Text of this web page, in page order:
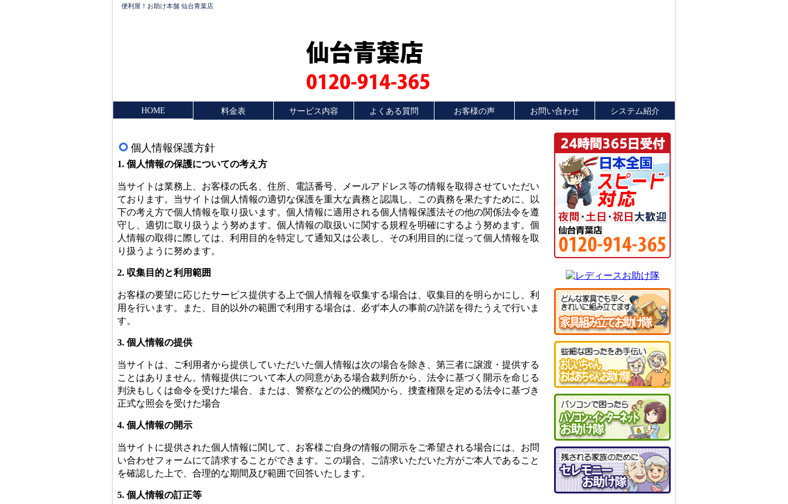
便利屋！お助け本舗 仙台青葉店
仙台青葉店
0120-914-365
HOME 料金表 サービス内容 よくある質問 お客様の声 お問い合わせ システム紹介
個人情報保護方針
1. 個人情報の保護についての考え方
当サイトは業務上、お客様の氏名、住所、電話番号、メールアドレス等の情報を取得させていただい
ております。当サイトは個人情報の適切な保護を重大な責務と認識し、この責務を果たすために、以
下の考え方で個人情報を取り扱います。個人情報に適用される個人情報保護法その他の関係法令を遵
守し、適切に取り扱うよう努めます。個人情報の取扱いに関する規程を明確にするよう努めます。個
人情報の取得に際しては、利用目的を特定して通知又は公表し、その利用目的に従って個人情報を取
り扱うように努めます。
2. 収集目的と利用範囲
お客様の要望に応じたサービス提供する上で個人情報を収集する場合は、収集目的を明らかにし、利
用を行います。また、目的以外の範囲で利用する場合は、必ず本人の事前の許諾を得たうえで行いま
す。
3. 個人情報の提供
当サイトは、ご利用者から提供していただいた個人情報は次の場合を除き、第三者に譲渡・提供する
ことはありません。情報提供について本人の同意がある場合裁判所から、法令に基づく開示を命じる
判決もしくは命令を受けた場合、または、警察などの公的機関から、捜査権限を定める法令に基づき
正式な照会を受けた場合
4. 個人情報の開示
当サイトに提供された個人情報に関して、お客様ご自身の情報の開示をご希望される場合には、お問
い合わせフォームにて請求することができます。この場合、ご請求いただいた方がご本人であること
を確認した上で、合理的な期間及び範囲で回答いたします。
5. 個人情報の訂正等